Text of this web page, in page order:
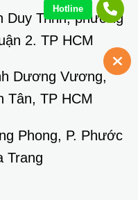
Duy Trinh, phường
2. TP HCM
Dương Vương,
Tân, TP HCM
Phong, P. Phước
Trang
Hotline